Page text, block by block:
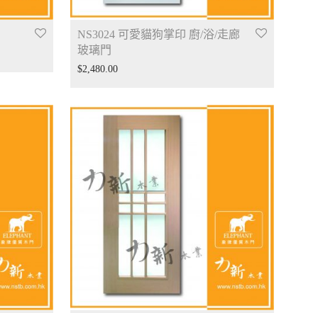
NS3024 可愛貓狗掌印 廚/浴/走廊
玻璃門
$2,480.00